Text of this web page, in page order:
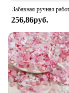
256,86руб.